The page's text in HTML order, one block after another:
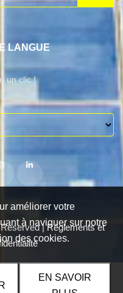
améliorer votre
à naviguer sur notre
des cookies.
EN SAVOIR
LANGUE
un clic !
Reserved |Règlements et